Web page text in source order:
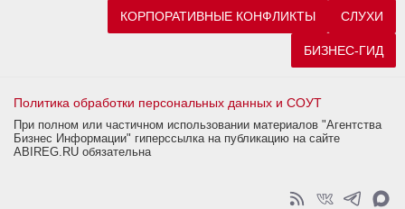
КОРПОРАТИВНЫЕ КОНФЛИКТЫ СЛУХИ
БИЗНЕС-ГИД
Политика обработки персональных данных и СОУТ
При полном или частичном использовании материалов "Агентства
Бизнес Информации" гиперссылка на публикацию на сайте
ABIREG.RU обязательна